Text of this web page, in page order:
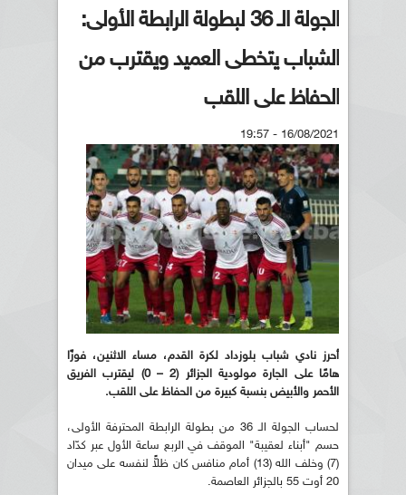
الجولة الـ 36 لبطولة الرابطة الأولى:
الشباب يتخطى العميد ويقترب من
الحفاظ على اللقب
16/08/2021 - 19:57
أحرز نادي شباب بلوزداد لكرة القدم، مساء الاثنين، فوزًا
هامًا على الجارة مولودية الجزائر (2 – 0) ليقترب الفريق
الأحمر والأبيض بنسبة كبيرة من الحفاظ على اللقب.
لحساب الجولة الـ 36 من بطولة الرابطة المحترفة الأولى،
حسم "أبناء لعقيبة" الموقف في الربع ساعة الأول عبر كدّاد
(7) وخلف الله (13) أمام منافس كان ظلاًّ لنفسه على ميدان
20 أوت 55 بالجزائر العاصمة.